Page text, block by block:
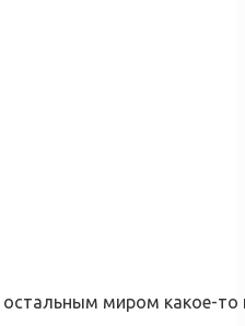
миром какое-то